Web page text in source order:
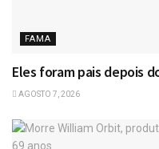
FAMA
Eles foram pais depois
AGOSTO 7, 2026